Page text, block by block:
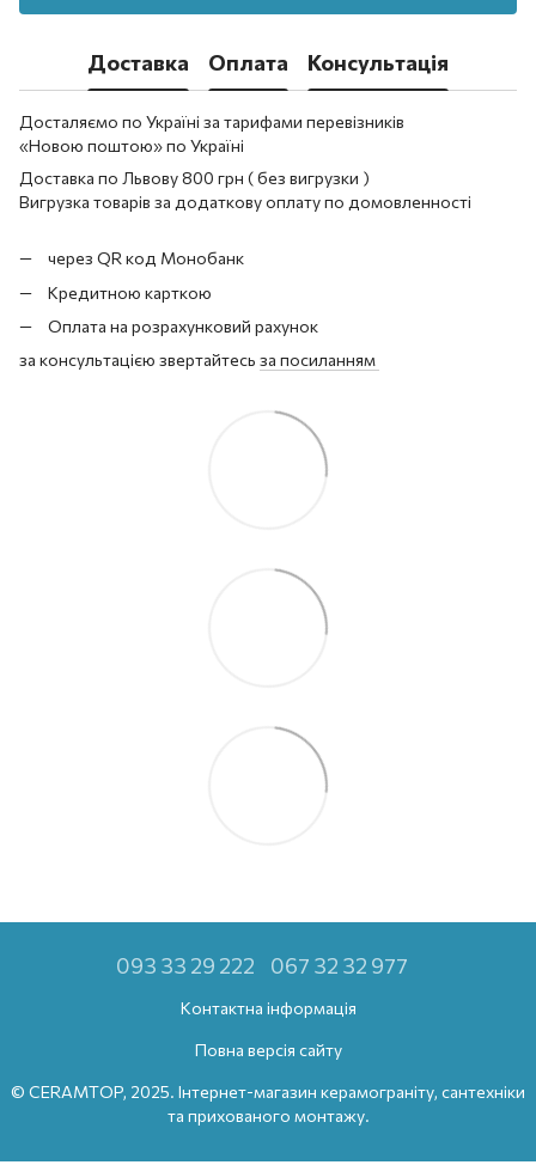
Доставка Оплата Консультація
Досталяємо по Україні за тарифами перевізників
«Новою поштою» по Україні
Доставка по Львову 800 грн ( без вигрузки )
Вигрузка товарів за додаткову оплату по домовленності
через QR код Монобанк
Кредитною карткою
Оплата на розрахунковий рахунок
за консультацією звертайтесь за посиланням
093 33 29 222 067 32 32 977
Контактна інформація
Повна версія сайту
© CERAMTOP, 2025. Інтернет-магазин керамограніту, сантехніки
та прихованого монтажу.